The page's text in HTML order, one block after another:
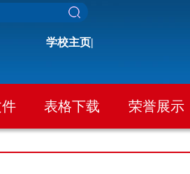
学校主页|
表格下载 荣誉展示